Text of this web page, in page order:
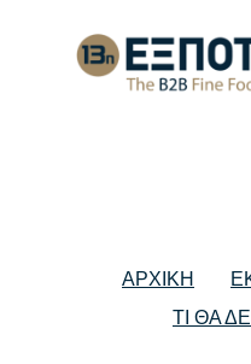
ΑΡΧΙΚΗ
ΤΙ ΘΑ
11 Φεβρουαρίου 2025